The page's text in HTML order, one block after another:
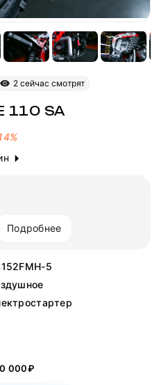
2 сейчас смотрят
110 SA
Подробнее
5
000₽